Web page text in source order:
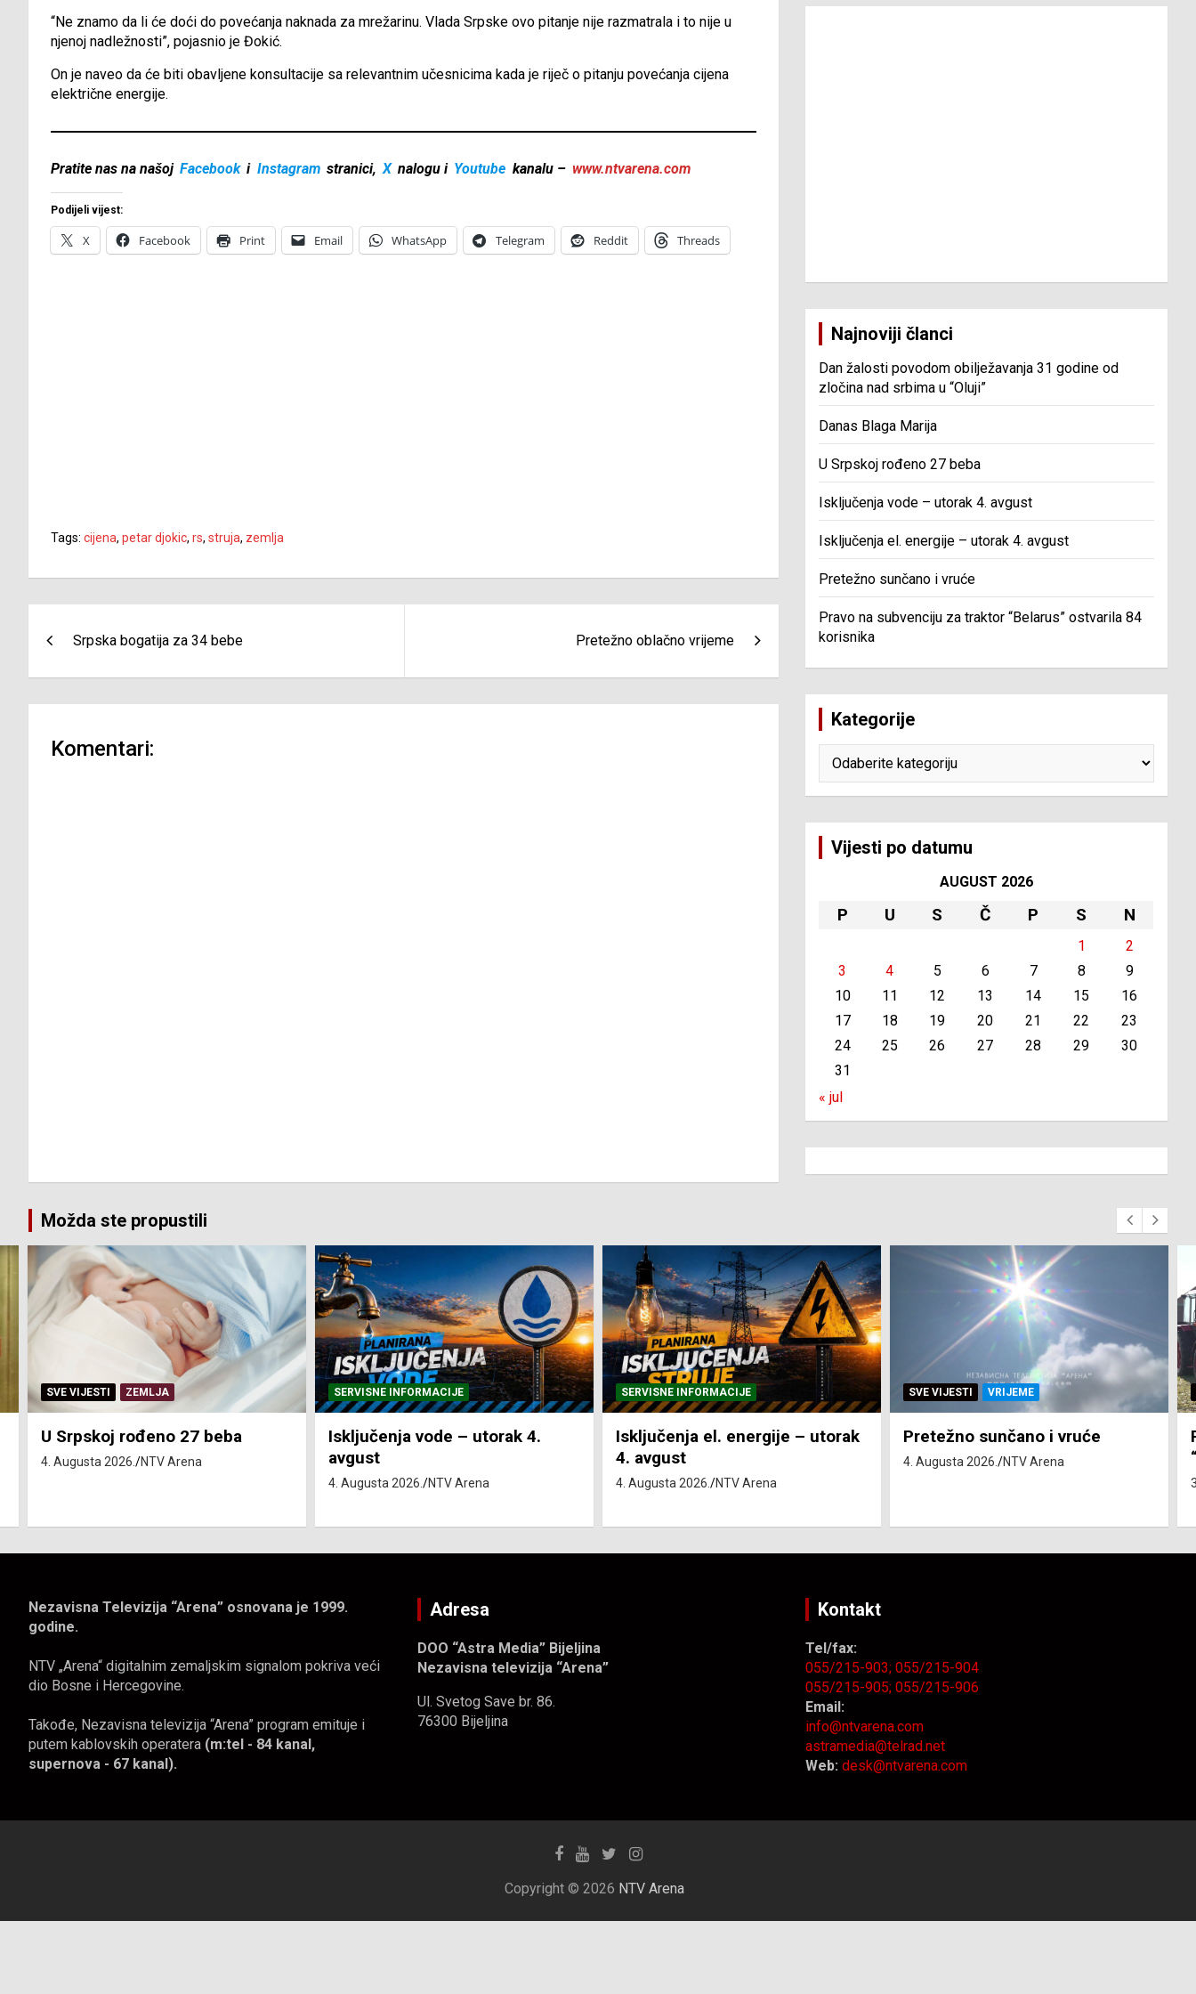
“Ne znamo da li će doći do povećanja naknada za mrežarinu. Vlada Srpske ovo pitanje nije razmatrala i to nije u
njenoj nadležnosti”, pojasnio je Đokić.
On je naveo da će biti obavljene konsultacije sa relevantnim učesnicima kada je riječ o pitanju povećanja cijena
električne energije.
Pratite nas na našoj Facebook i Instagram stranici, X nalogu i Youtube kanalu – www.ntvarena.com
Podijeli vijest:
X Facebook Print Email WhatsApp Telegram Reddit Threads
Tags: cijena, petar djokic, rs, struja, zemlja
članaka
Srpska bogatija za 34 bebe Pretežno oblačno vrijeme
Komentari:
Najnoviji članci
Dan žalosti povodom obilježavanja 31 godine od
zločina nad srbima u “Oluji”
Danas Blaga Marija
U Srpskoj rođeno 27 beba
Isključenja vode – utorak 4. avgust
Isključenja el. energije – utorak 4. avgust
Pretežno sunčano i vruće
Pravo na subvenciju za traktor “Belarus” ostvarila 84
korisnika
Kategorije
Vijesti po datumu
AUGUST 2026
P U S Č P S N
1
2
3
4 5 6 7 8
9
10
11 12 13 14 15
16
17
18 19 20 21 22
23
24
25 26 27 28 29
30
31
« jul
Možda ste propustili
SERVISNE INFORMACIJE
Isključenja vode – utorak 4.
avgust
SERVISNE INFORMACIJE
Isključenja el. energije – utorak
4. Augusta 2026.
SVE VIJESTI
Pretežno sunčano i vruće
4. Augusta 2026.
SVE VIJESTI ZEMLJA
Pravo na subvenciju za
“Belarus” ostvarila 84
Nezavisna Televizija “Arena” osnovana je 1999.
godine.
NTV „Arena“ digitalnim zemaljskim signalom pokriva veći
dio Bosne i Hercegovine.
Takođe, Nezavisna televizija “Arena” program emituje i
putem kablovskih operatera (m:tel - 84 kanal,
supernova - 67 kanal).
Adresa
DOO “Astra Media” Bijeljina
Nezavisna televizija “Arena”
Ul. Svetog Save br. 86.
76300 Bijeljina
Kontakt
Tel/fax:
055/215-903;055/215-904
055/215-905;055/215-906
Email:
info@ntvarena.com
astramedia@telrad.net
Web: desk@ntvarena.com
Copyright © 2026 NTV Arena